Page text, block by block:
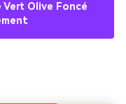
Olive Foncé